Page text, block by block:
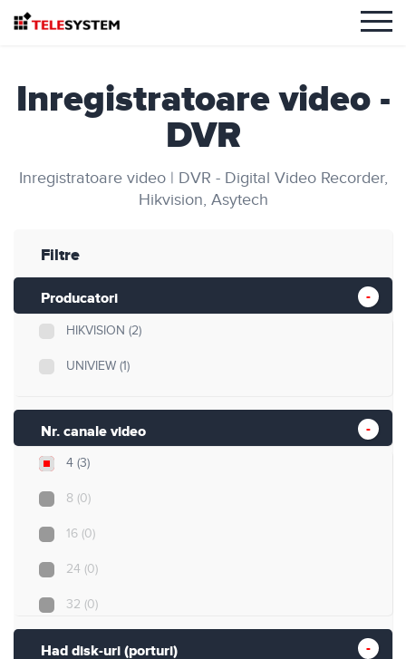
Inregistratoare video -
DVR
Inregistratoare video | DVR - Digital Video Recorder,
Hikvision, Asytech
Filtre
Producatori
HIKVISION (2)
UNIVIEW (1)
Nr. canale video
4 (3)
8 (0)
16 (0)
24 (0)
32 (0)
Had disk-uri (porturi)